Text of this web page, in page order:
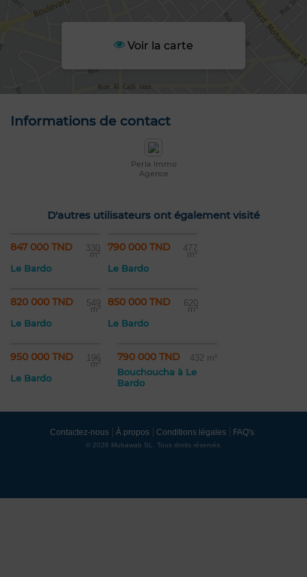
Voir la carte
Informations de contact
Perla Immo
Agence
D'autres utilisateurs ont également visité
847 000 TND 330
m²
Le Bardo
790 000 TND 477
m²
Le Bardo
820 000 TND 549
m²
Le Bardo
850 000 TND 620
m²
Le Bardo
950 000 TND 196
m²
Le Bardo
790 000 TND 432 m²
Bouchoucha à Le
Bardo
Contactez-nous À propos Conditions légales FAQ's
© 2026 Mubawab SL. Tous droits réservés.